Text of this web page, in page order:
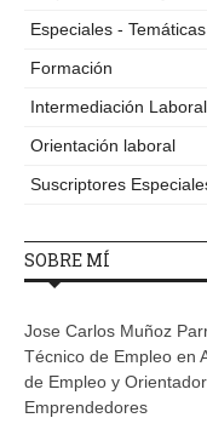
Especiales - Temáticas
Formación
Intermediación Laboral
Orientación laboral
Suscriptores
SOBRE MÍ
Jose Carlos Muñoz
Técnico de Empleo en
de Empleo y
Emprendedores